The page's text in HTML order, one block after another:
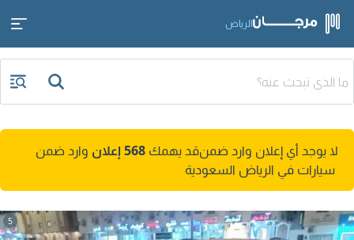
الرياض
لا يوجد أي إعلان وارد ضمنقد يهمك 568 إعلان
وارد ضمن
سيارات في الرياض السعودية
5